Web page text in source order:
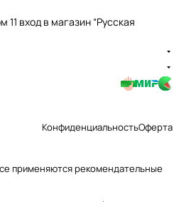
вход в магазин “Русская
КонфиденциальностьОферта
применяютсярекомендательные